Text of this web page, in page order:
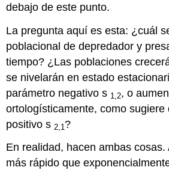
debajo de este punto.
La pregunta aquí es esta: ¿cuál
poblacional de depredador y
tiempo? ¿Las poblaciones
se nivelarán en estado
parámetro negativo s 1,2, o
ortologísticamente, como sugiere
positivo s 2,1 ?
En realidad, hacen ambas cosas.
más rápido que